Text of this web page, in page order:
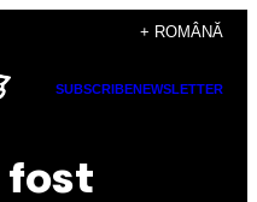
+ ROMÂNĂ
SUBSCRIBENEWSLETTER
fost